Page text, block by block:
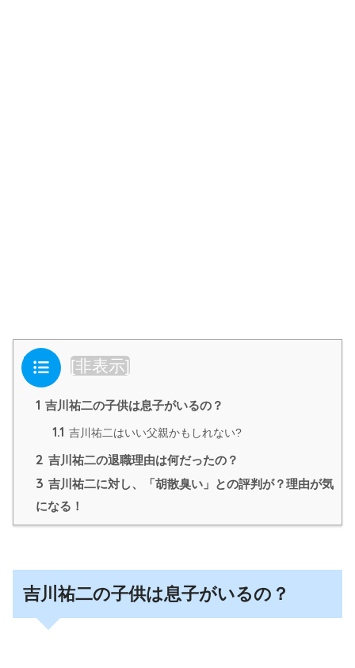
目次 [非表示]
1 吉川祐二の子供は息子がいるの？
1.1 吉川祐二はいい父親かもしれない?
2 吉川祐二の退職理由は何だったの？
3 吉川祐二に対し、「胡散臭い」との評判が？理由が気
になる！
吉川祐二の子供は息子がいるの？